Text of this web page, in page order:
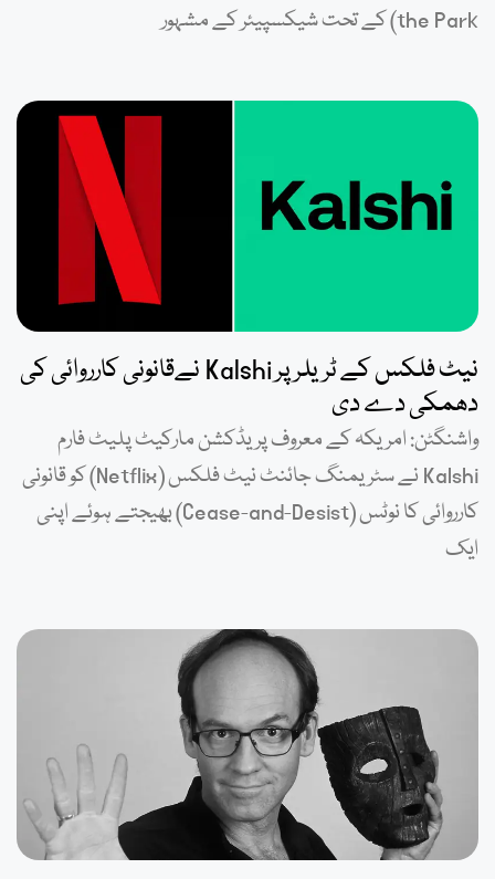
the Park) کے تحت شیکسپیئر کے مشہور
نیٹ فلکس کے ٹریلر پر Kalshi نےقانونی کارروائی کی
دھمکی دے دی
واشنگٹن: امریکہ کے معروف پریڈکشن مارکیٹ پلیٹ فارم
Kalshi نے سٹریمنگ جائنٹ نیٹ فلکس (Netflix) کو قانونی
کارروائی کا نوٹس (Cease-and-Desist) بھیجتے ہوئے اپنی
ایک